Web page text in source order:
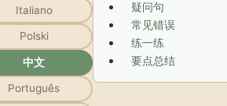
Italiano
Polski
中文
Português
疑问句
常见错误
练一练
要点总结